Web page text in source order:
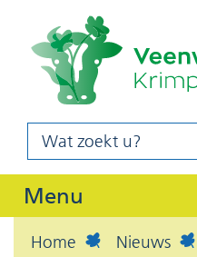
o
Wat
zoekt
u?
Menu
Home
Nieuws